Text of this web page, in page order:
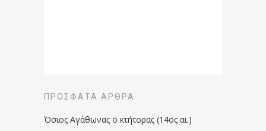
ΠΡΌΣΦΑΤΑ ΆΡΘΡΑ
Όσιος Αγάθωνας ο κτήτορας (14ος αι.)